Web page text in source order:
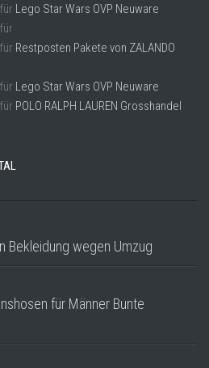
für Lego Star Wars OVP Neuware
für
für Restposten Pakete von ZALANDO
für Lego Star Wars OVP Neuware
für POLO RALPH LAUREN Grosshandel
Bekleidung wegen Umzug
für Männer Bunte